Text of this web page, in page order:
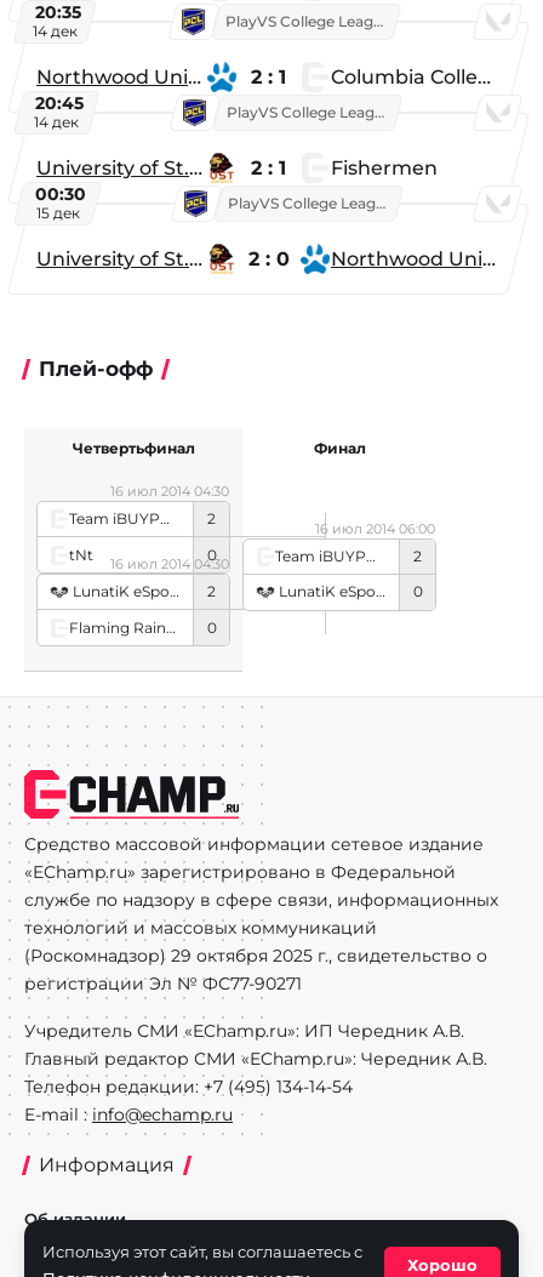
20:35
14 дек
PlayVS College League 2025: Fall
Northwood University 2 : 1 Columbia College
20:45
14 дек
PlayVS College League 2025: Fall
University of St. Thomas 2 : 1 Fishermen
00:30
15 дек
PlayVS College League 2025: Fall
University of St. Thomas 2 : 0 Northwood University
Плей-офф
Team iBUYPOWER
2
tNt
0
16 июл 2014 04:30
LunatiK eSports
2
Flaming Rainbows
0
16 июл 2014 04:30
Четвертьфинал
Team iBUYPOWER
2
LunatiK eSports
0
16 июл 2014 06:00
Финал
Средство массовой информации сетевое издание
«EChamp.ru» зарегистрировано в Федеральной
службе по надзору в сфере связи, информационных
технологий и массовых коммуникаций
(Роскомнадзор) 29 октября 2025 г., свидетельство о
регистрации Эл № ФС77-90271
Учредитель СМИ «EChamp.ru»: ИП Чередник А.В.
Главный редактор СМИ «EChamp.ru»: Чередник А.В.
Телефон редакции: +7 (495) 134-14-54
E-mail : info@echamp.ru
Информация
Об издании
Реклама на портале
Используя этот сайт, вы соглашаетесь с
Хорошо